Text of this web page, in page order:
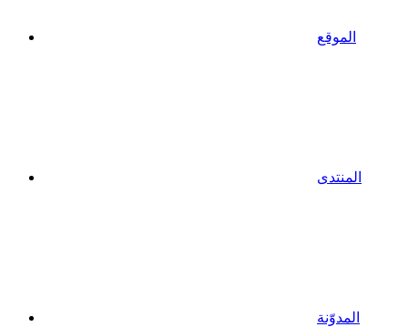
الموقع
المنتدى
المدوّنة